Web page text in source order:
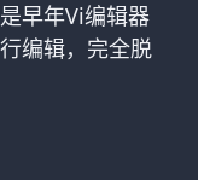
早年Vi编辑器
编辑，完全脱